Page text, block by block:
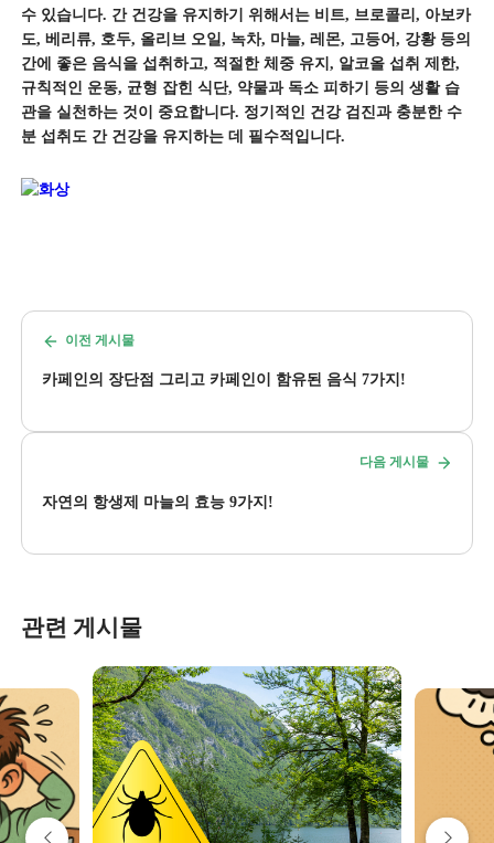
수 있습니다. 간 건강을 유지하기 위해서는 비트, 브로콜리, 아보카
도, 베리류, 호두, 올리브 오일, 녹차, 마늘, 레몬, 고등어, 강황 등의
간에 좋은 음식을 섭취하고, 적절한 체중 유지, 알코올 섭취 제한,
규칙적인 운동, 균형 잡힌 식단, 약물과 독소 피하기 등의 생활 습
관을 실천하는 것이 중요합니다. 정기적인 건강 검진과 충분한 수
분 섭취도 간 건강을 유지하는 데 필수적입니다.
이전 게시물
카페인의 장단점 그리고 카페인이 함유된 음식 7가지!
다음 게시물
자연의 항생제 마늘의 효능 9가지!
관련 게시물